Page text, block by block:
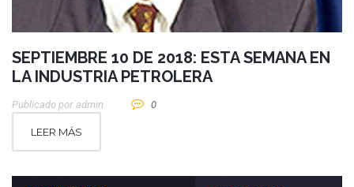
SEPTIEMBRE 10 DE 2018: ESTA SEMANA EN
LA INDUSTRIA PETROLERA
Publicado por Admin 0
LEER MÁS